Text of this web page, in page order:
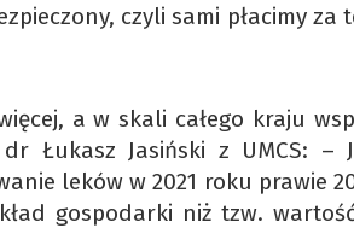
czyli sami płacimy
a w skali całego kraju
Łukasz Jasiński z UMCS: –
leków w 2021 roku prawie
gospodarki niż tzw.